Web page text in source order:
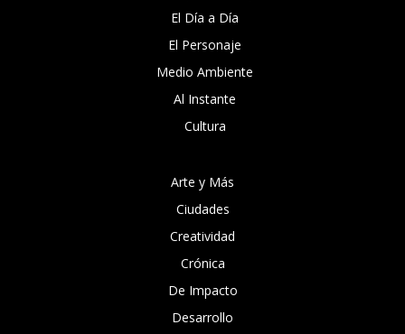
El Día a Día
El Personaje
Medio Ambiente
Al Instante
Cultura
Arte y Más
Ciudades
Creatividad
Crónica
De Impacto
Desarrollo